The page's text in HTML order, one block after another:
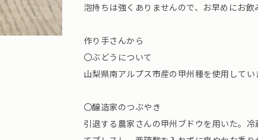
泡持ちは強くありませんので、お早めにお飲
作り手さんから
〇ぶどうについて
山梨県南アルプス市産の甲州種を使用してい
〇醸造家のつぶやき
引退する農家さんの甲州ブドウを用いた。